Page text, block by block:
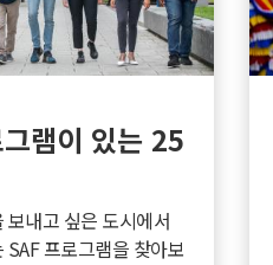
램이 있는 25
보내고 싶은 도시에서
SAF 프로그램을 찾아보